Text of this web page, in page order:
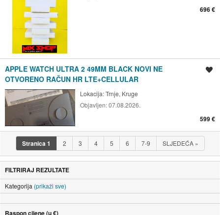
696 €
APPLE WATCH ULTRA 2 49MM BLACK NOVI NE
OTVORENO RAČUN HR LTE+CELLULAR
Lokacija:Trnje, Kruge
Objavljen:07.08.2026.
599 €
Stranica1 2 3 4 5 6 7-9 SLJEDEĆA »
FILTRIRAJ REZULTATE
Kategorija (prikaži sve)
Raspon cijene (u €)